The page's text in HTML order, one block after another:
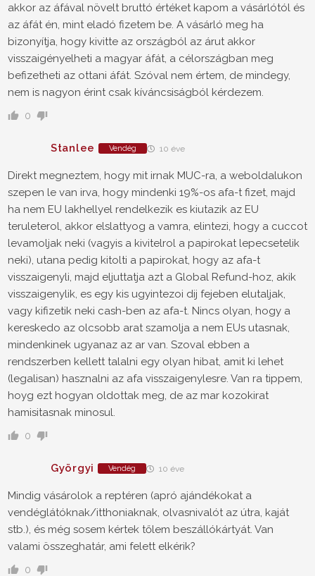
akkor az áfával növelt bruttó értéket kapom a vásárlótól és
az áfát én, mint eladó fizetem be. A vásárló meg ha
bizonyítja, hogy kivitte az országból az árut akkor
visszaigényelheti a magyar áfát, a célországban meg
befizetheti az ottani áfát. Szóval nem értem, de mindegy,
nem is nagyon érint csak kíváncsiságból kérdezem.
0
Stanlee Vendég 10 éve
Direkt megneztem, hogy mit irnak MUC-ra, a weboldalukon
szepen le van irva, hogy mindenki 19%-os afa-t fizet, majd
ha nem EU lakhellyel rendelkezik es kiutazik az EU
teruleterol, akkor elslattyog a vamra, elintezi, hogy a cuccot
levamoljak neki (vagyis a kivitelrol a papirokat lepecsetelik
neki), utana pedig kitolti a papirokat, hogy az afa-t
visszaigenyli, majd eljuttatja azt a Global Refund-hoz, akik
visszaigenylik, es egy kis ugyintezoi dij fejeben elutaljak,
vagy kifizetik neki cash-ben az afa-t. Nincs olyan, hogy a
kereskedo az olcsobb arat szamolja a nem EUs utasnak,
mindenkinek ugyanaz az ar van. Szoval ebben a
rendszerben kellett talalni egy olyan hibat, amit ki lehet
(legalisan) hasznalni az afa visszaigenylesre. Van ra tippem,
hoyg ezt hogyan oldottak meg, de az mar kozokirat
hamisitasnak minosul.
0
Györgyi Vendég 10 éve
Mindig vásárolok a reptéren (apró ajándékokat a
vendéglátóknak/itthoniaknak, olvasnivalót az útra, kaját
stb.), és még sosem kértek tőlem beszállókártyát. Van
valami összeghatár, ami felett elkérik?
0